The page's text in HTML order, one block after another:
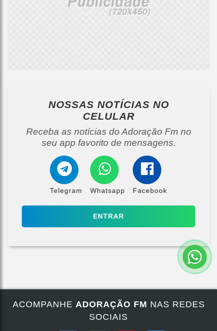
NOSSAS NOTÍCIAS NO
CELULAR
Receba as notícias do Adoração Fm no
seu app favorito de mensagens.
Telegram Whatsapp Facebook
ENTRAR
ACOMPANHE ADORAÇÃO FM NAS REDES
SOCIAIS